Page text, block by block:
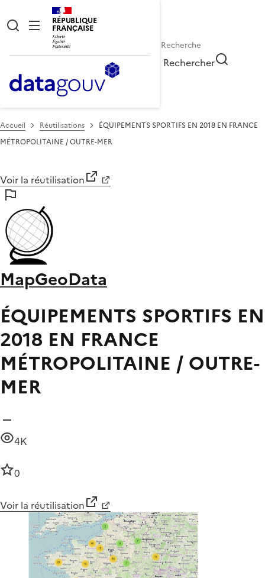
RÉPUBLIQUE
FRANÇAISE
Rechercher
Accueil Réutilisations
ÉQUIPEMENTS SPORTIFS EN 2018 EN FRANCE
MÉTROPOLITAINE / OUTRE-MER
Voir la réutilisation
MapGeoData
ÉQUIPEMENTS SPORTIFS EN
2018 EN FRANCE
MÉTROPOLITAINE / OUTRE-
MER
4K
0
Voir la réutilisation